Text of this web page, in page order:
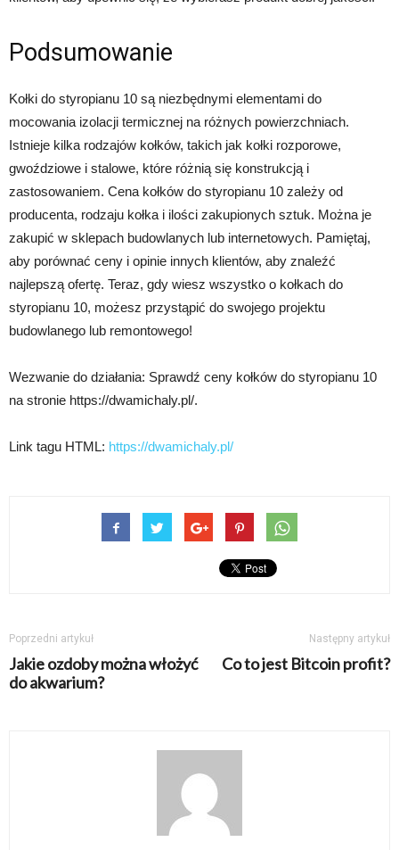
Podsumowanie
Kołki do styropianu 10 są niezbędnymi elementami do
mocowania izolacji termicznej na różnych powierzchniach.
Istnieje kilka rodzajów kołków, takich jak kołki rozporowe,
gwoździowe i stalowe, które różnią się konstrukcją i
zastosowaniem. Cena kołków do styropianu 10 zależy od
producenta, rodzaju kołka i ilości zakupionych sztuk. Można je
zakupić w sklepach budowlanych lub internetowych. Pamiętaj,
aby porównać ceny i opinie innych klientów, aby znaleźć
najlepszą ofertę. Teraz, gdy wiesz wszystko o kołkach do
styropianu 10, możesz przystąpić do swojego projektu
budowlanego lub remontowego!
Wezwanie do działania: Sprawdź ceny kołków do styropianu 10
na stronie https://dwamichaly.pl/.
Link tagu HTML: https://dwamichaly.pl/
Poprzedni artykuł
Jakie ozdoby można włożyć
do akwarium?
Następny artykuł
Co to jest Bitcoin profit?